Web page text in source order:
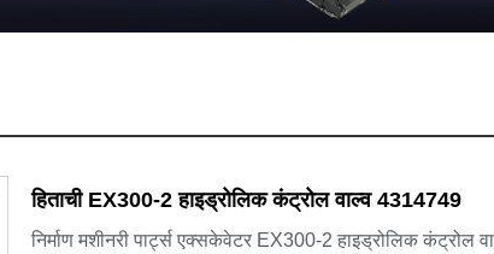
हिताची EX300-2 हाइड्रोलिक कंट्रोल वाल्व 4314749
निर्माण मशीनरी पार्ट्स एक्सकेवेटर EX300-2 हाइड्रोलिक कंट्रोल